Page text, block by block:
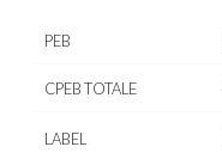
PEB
CPEB TOTALE
LABEL